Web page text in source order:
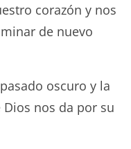
corazón y nos
de nuevo
oscuro y la
nos da por su